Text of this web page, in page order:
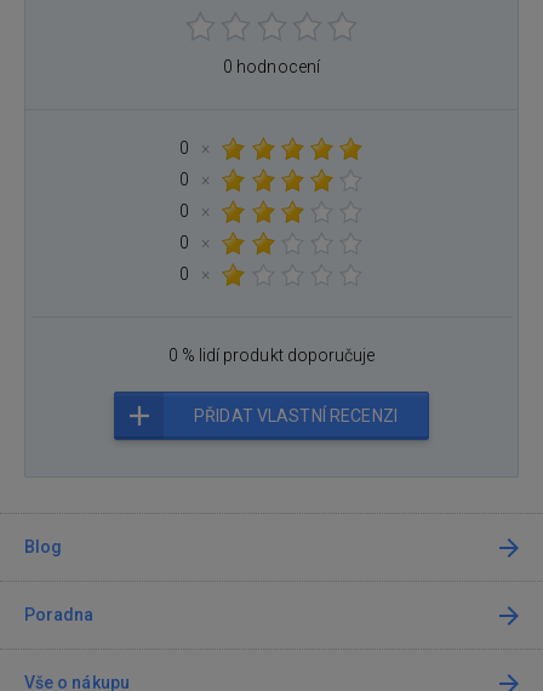
0 hodnocení
0
×
0
×
0
×
0
×
0
×
0 % lidí produkt doporučuje
PŘIDAT VLASTNÍ RECENZI
Blog
Poradna
Vše o nákupu